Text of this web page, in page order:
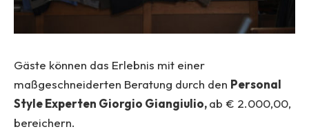
Gäste können das Erlebnis mit einer
maßgeschneiderten Beratung durch den Personal
Style Experten Giorgio Giangiulio,ab € 2.000,00,
bereichern.